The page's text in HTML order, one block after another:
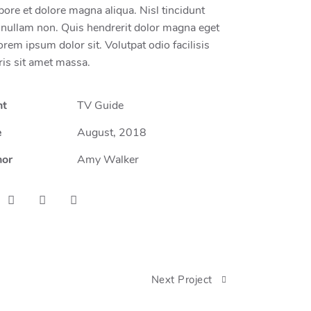
et dolore magna aliqua. Nisl tincidunt
non. Quis hendrerit dolor magna eget
ipsum dolor sit. Volutpat odio facilisis
sit amet massa.
TV Guide
August, 2018
Amy Walker
Next Project